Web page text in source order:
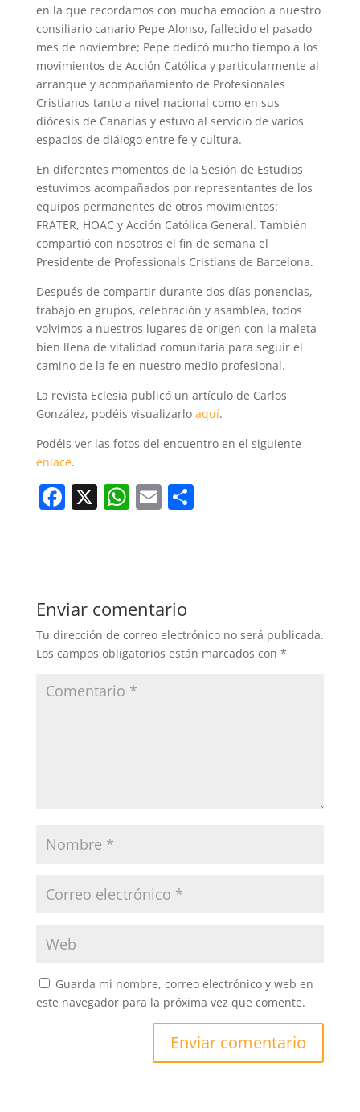
en la que recordamos con mucha emoción a nuestro
consiliario canario Pepe Alonso, fallecido el pasado
mes de noviembre; Pepe dedicó mucho tiempo a los
movimientos de Acción Católica y particularmente al
arranque y acompañamiento de Profesionales
Cristianos tanto a nivel nacional como en sus
diócesis de Canarias y estuvo al servicio de varios
espacios de diálogo entre fe y cultura.
En diferentes momentos de la Sesión de Estudios
estuvimos acompañados por representantes de los
equipos permanentes de otros movimientos:
FRATER, HOAC y Acción Católica General. También
compartió con nosotros el fin de semana el
Presidente de Professionals Cristians de Barcelona.
Después de compartir durante dos días ponencias,
trabajo en grupos, celebración y asamblea, todos
volvimos a nuestros lugares de origen con la maleta
bien llena de vitalidad comunitaria para seguir el
camino de la fe en nuestro medio profesional.
La revista Eclesia publicó un artículo de Carlos
González, podéis visualizarlo aquí.
Podéis ver las fotos del encuentro en el siguiente
enlace.
F
b
o
o
X W
A
p
p
E C
tir
Enviar comentario
Tu dirección de correo electrónico no será publicada.
Los campos obligatorios están marcados con *
Guarda mi nombre, correo electrónico y web en
este navegador para la próxima vez que comente.